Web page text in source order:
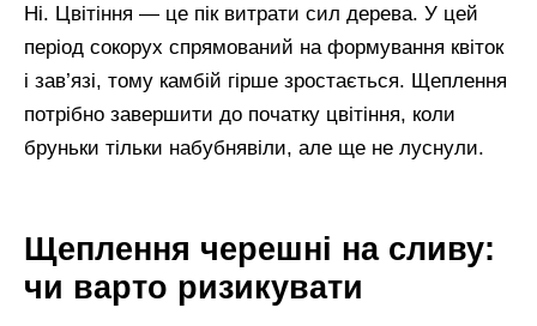
Ні. Цвітіння — це пік витрати сил дерева. У цей
період сокорух спрямований на формування квіток
і зав’язі, тому камбій гірше зростається. Щеплення
потрібно завершити до початку цвітіння, коли
бруньки тільки набубнявіли, але ще не луснули.
Щеплення черешні на сливу:
чи варто ризикувати